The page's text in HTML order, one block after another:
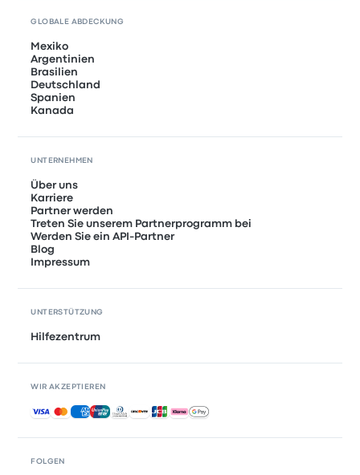
FOLGEN
GLOBALE ABDECKUNG
Mexiko
Argentinien
Brasilien
Deutschland
Spanien
Kanada
UNTERNEHMEN
Über uns
Karriere
Partner werden
Treten Sie unserem Partnerprogramm bei
Werden Sie ein API-Partner
Blog
Impressum
UNTERSTÜTZUNG
Hilfezentrum
WIR AKZEPTIEREN
Akzeptierte Zahlungsmethoden